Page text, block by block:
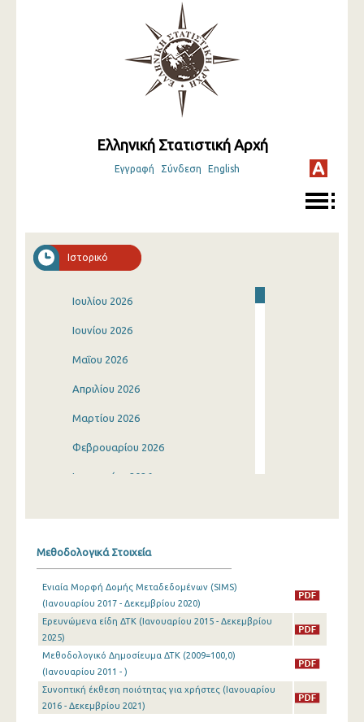
Ελληνική Στατιστική Αρχή
Εγγραφή Σύνδεση English
Ιστορικό
Ιουλίου 2026
Ιουνίου 2026
Μαΐου 2026
Απριλίου 2026
Μαρτίου 2026
Φεβρουαρίου 2026
Ιανουαρίου 2026
Σεπτεμβρίου 2025
Αυγούστου 2025
Ιουλίου 2025
Ιουνίου 2025
Μαΐου 2025
Μεθοδολογικά Στοιχεία
Ενιαία Μορφή Δομής Μεταδεδομένων (SIMS)
(Ιανουαρίου 2017 - Δεκεμβρίου 2020)
Ερευνώμενα είδη ΔΤΚ (Ιανουαρίου 2015 - Δεκεμβρίου
2025)
Μεθοδολογικό Δημοσίευμα ΔΤΚ (2009=100,0)
(Ιανουαρίου 2011 - )
Συνοπτική έκθεση ποιότητας για χρήστες (Ιανουαρίου
2016 - Δεκεμβρίου 2021)